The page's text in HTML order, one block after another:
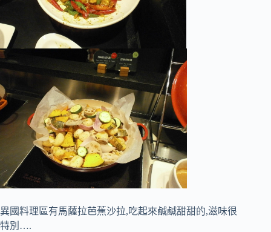
異國料理區有馬薩拉芭蕉沙拉,吃起來鹹鹹甜甜的,滋味很
特別….